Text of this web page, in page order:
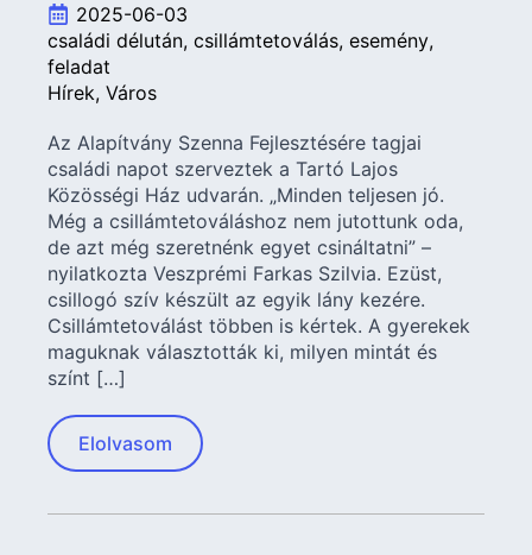
2025-06-03
családi délután csillámtetoválás esemény
feladat
Hírek Város
Az Alapítvány Szenna Fejlesztésére tagjai
családi napot szerveztek a Tartó Lajos
Közösségi Ház udvarán. „Minden teljesen jó.
Még a csillámtetováláshoz nem jutottunk oda,
de azt még szeretnénk egyet csináltatni” –
nyilatkozta Veszprémi Farkas Szilvia. Ezüst,
csillogó szív készült az egyik lány kezére.
Csillámtetoválást többen is kértek. A gyerekek
maguknak választották ki, milyen mintát és
színt […]
Elolvasom